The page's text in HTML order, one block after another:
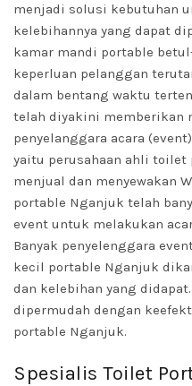
menjadi solusi kebutuhan
kelebihannya yang dapat
kamar mandi portable
keperluan pelanggan
dalam bentang waktu
telah diyakini memberikan
penyelanggara acara
yaitu perusahaan ahli toilet
menjual dan menyewakan
portable Nganjuk telah
event untuk melakukan
Banyak penyelenggara
kecil portable Nganjuk
dan kelebihan yang
dipermudah dengan
portable Nganjuk.
Spesialis Toilet